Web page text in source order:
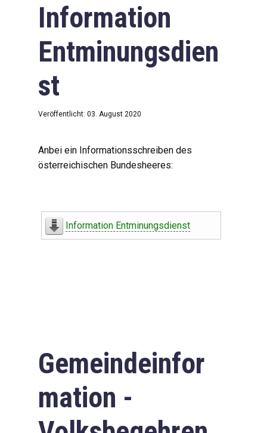
Information
Entminungsdien
st
Veröffentlicht: 03. August 2020
Anbei ein Informationsschreiben des
österreichischen Bundesheeres:
Information Entminungsdienst
Gemeindeinfor
mation -